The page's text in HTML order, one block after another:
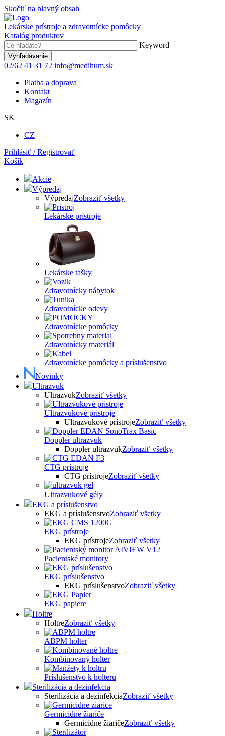
Skočiť na hlavný obsah
Lekárske prístroje a zdravotnícke pomôcky
Katalóg produktov
Keyword
02/62 41 31 72 info@medihum.sk
Platba a doprava
Kontakt
Magazín
SK
CZ
Prihlásiť / Registrovať
Košík
Akcie
Výpredaj
VýpredajZobraziť všetky
Lekárske prístroje
Lekárske tašky
Zdravotnícky nábytok
Zdravotnícke odevy
Zdravotnícke pomôcky
Zdravotnícky materiál
Zdravotnícke pomôcky a príslušenstvo
Novinky
Ultrazvuk
UltrazvukZobraziť všetky
Ultrazvukové prístroje
Ultrazvukové prístrojeZobraziť všetky
Doppler ultrazvuk
Doppler ultrazvukZobraziť všetky
CTG prístroje
CTG prístrojeZobraziť všetky
Ultrazvukové gély
EKG a príslušenstvo
EKG a príslušenstvoZobraziť všetky
EKG prístroje
EKG prístrojeZobraziť všetky
Pacientské monitory
EKG príslušenstvo
EKG príslušenstvoZobraziť všetky
EKG papiere
Holtre
HoltreZobraziť všetky
ABPM holter
Kombinovaný holter
Príslušenstvo k holteru
Sterilizácia a dezinfekcia
Sterilizácia a dezinfekciaZobraziť všetky
Germicídne žiariče
Germicídne žiaričeZobraziť všetky